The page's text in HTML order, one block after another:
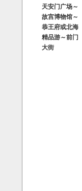
天安门广场～
故宫博物馆～
恭王府或北海
精品游～前门
大街